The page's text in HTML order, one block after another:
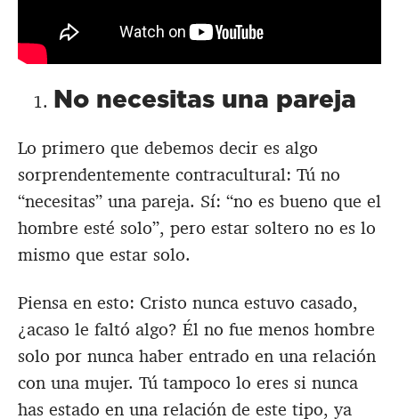
No necesitas una pareja
Lo primero que debemos decir es algo
sorprendentemente contracultural: Tú no
“necesitas” una pareja. Sí: “no es bueno que el
hombre esté solo”, pero estar soltero no es lo
mismo que estar solo.
Piensa en esto: Cristo nunca estuvo casado,
¿acaso le faltó algo? Él no fue menos hombre
solo por nunca haber entrado en una relación
con una mujer. Tú tampoco lo eres si nunca
has estado en una relación de este tipo, ya